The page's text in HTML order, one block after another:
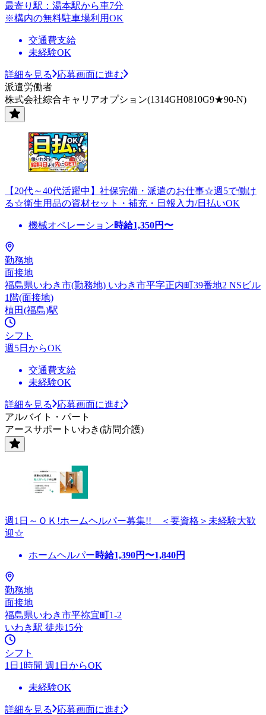
最寄り駅：湯本駅から車7分
※構内の無料駐車場利用OK
交通費支給
未経験OK
詳細を見る
応募画面に進む
派遣労働者
株式会社綜合キャリアオプション(1314GH0810G9★90-N)
【20代～40代活躍中】社保完備・派遣のお仕事☆週5で働け
る☆衛生用品の資材セット・補充・日報入力/日払いOK
機械オペレーション時給1,350円〜
勤務地
面接地
福島県いわき市(勤務地) いわき市平字正内町39番地2 NSビル
1階(面接地)
植田(福島)駅
シフト
週5日からOK
交通費支給
未経験OK
詳細を見る
応募画面に進む
アルバイト・パート
アースサポートいわき(訪問介護)
週1日～ＯＫ!ホームヘルパー募集!! ＜要資格＞未経験大歓
迎☆
ホームヘルパー時給1,390円〜1,840円
勤務地
面接地
福島県いわき市平祢宜町1-2
いわき駅 徒歩15分
シフト
1日1時間 週1日からOK
未経験OK
詳細を見る
応募画面に進む